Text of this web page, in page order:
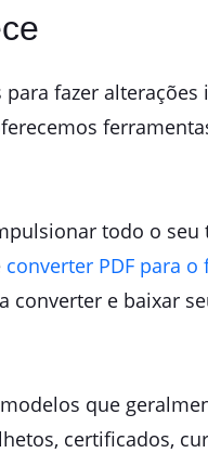
fazer alterações
todo o seu
converter PDF para
converter e baixar
que
certificados,